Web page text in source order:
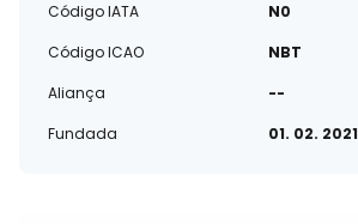
Código IATA
N0
Código ICAO
NBT
Aliança
--
Fundada
01. 02. 2021